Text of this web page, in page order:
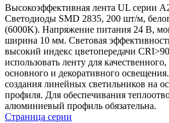
Высокоэффективная лента UL серии
Светодиоды SMD 2835, 200 шт/м,
(6000K). Напряжение питания 24 В,
ширина 10 мм. Световая
высокий индекс цветопередачи
использовать ленту для
основного и декоративного
создания линейных светильников на
профиля. Для обеспечивания
алюминиевый профиль обязательна.
Страница серии